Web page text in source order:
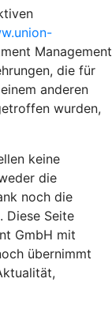
Management
die für
anderen
wurden,
keine
die
noch die
Diese Seite
GmbH mit
übernimmt